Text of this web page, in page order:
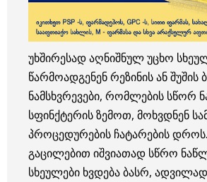
უხშირესად აღნიშნულ უცხო
წარმოადგენენ რეზინის ან შუშის
ნამსხვრევები, რომლების სწორ
სფინქტერის ზემოთ, მოხვდნენ
პროცედურების ჩატარების დროს.
გაცილებით იშვიათად სწრო
სხეულები ხვდება ბასრ,